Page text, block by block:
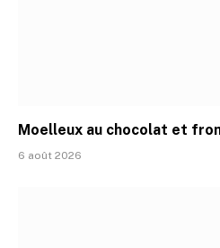
Moelleux au chocolat et
6 août 2026